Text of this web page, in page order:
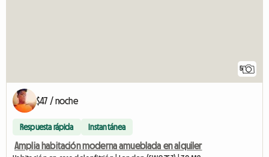
5
$47 / noche
Respuesta rápida Instantánea
Amplia habitación moderna amueblada en alquiler